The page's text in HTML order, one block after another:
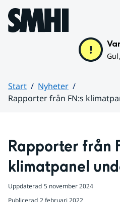
Hoppa till sidans innehåll
Start
Nyheter
Rapporter från FN:s
Rapporter från
klimatpanel
Uppdaterad 5 november 2024
Publicerad 2 februari 2022